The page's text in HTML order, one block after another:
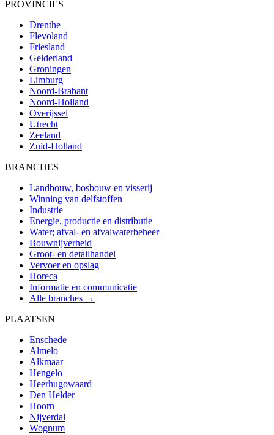
PROVINCIES
Drenthe
Flevoland
Friesland
Gelderland
Groningen
Limburg
Noord-Brabant
Noord-Holland
Overijssel
Utrecht
Zeeland
Zuid-Holland
BRANCHES
Landbouw, bosbouw en visserij
Winning van delfstoffen
Industrie
Energie, productie en distributie
Water; afval- en afvalwaterbeheer
Bouwnijverheid
Groot- en detailhandel
Vervoer en opslag
Horeca
Informatie en communicatie
Alle branches →
PLAATSEN
Enschede
Almelo
Alkmaar
Hengelo
Heerhugowaard
Den Helder
Hoorn
Nijverdal
Wognum